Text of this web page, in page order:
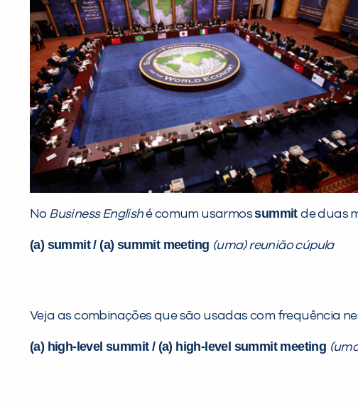
No Business Englishé comum usarmossummitde duas
(a) summit / (a) summit meeting (uma) reunião cúpula
Veja as combinações que são usadas com frequência
(a) high-level summit / (a) high-level summit meeting